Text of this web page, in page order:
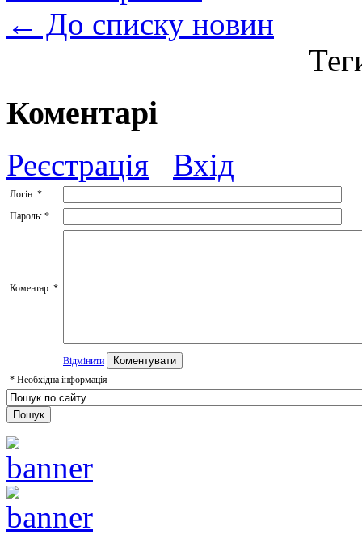
← До списку новин
Коментарі
Реєстрація Вхід
Логін: *
Пароль: *
Коментар: *
Відмінити
* Необхідна інформація